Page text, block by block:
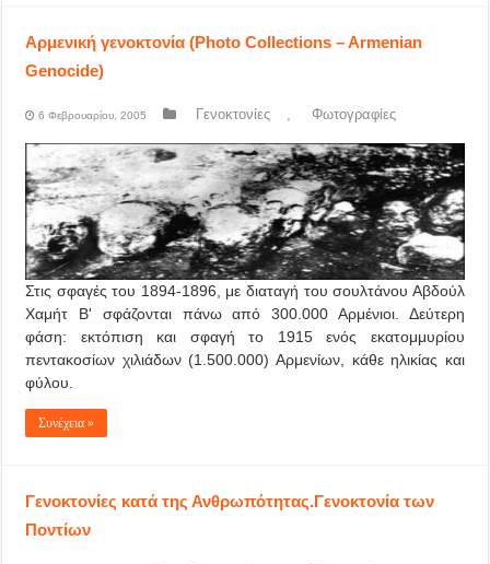
Αρμενική γενοκτονία (Photo Collections – Armenian
Genocide)
6 Φεβρουαρίου, 2005 Γενοκτονίες , Φωτογραφίες
Στις σφαγές του 1894-1896, με διαταγή του σουλτάνου Αβδούλ
Χαμήτ Β' σφάζονται πάνω από 300.000 Αρμένιοι. Δεύτερη
φάση: εκτόπιση και σφαγή το 1915 ενός εκατομμυρίου
πεντακοσίων χιλιάδων (1.500.000) Αρμενίων, κάθε ηλικίας και
φύλου.
Συνέχεια »
Γενοκτονίες κατά της Ανθρωπότητας.Γενοκτονία των
Ποντίων